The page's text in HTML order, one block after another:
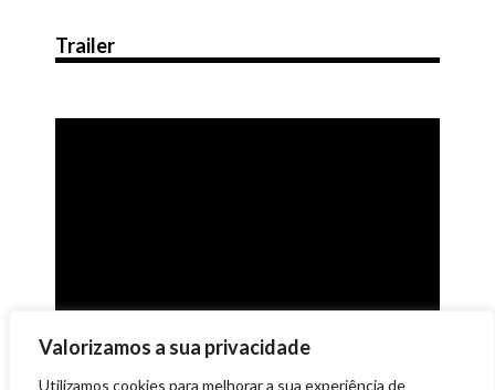
Valorizamos a sua privacidade
Utilizamos cookies para melhorar a sua experiência de
Trailer